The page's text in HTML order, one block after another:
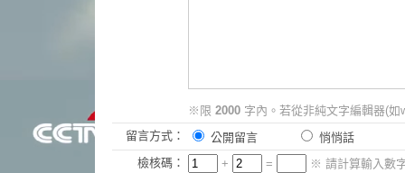
※限 2000 字內。若從非純文字編輯器(
留言方式：
公開留言
悄悄話
檢核碼：
+ = ※ 請計算輸入數